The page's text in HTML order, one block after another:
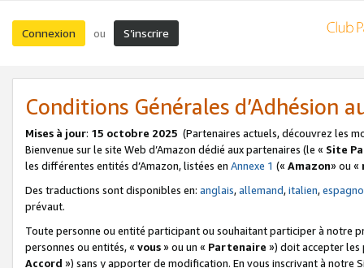
Connexion ou S’inscrire
Conditions Générales d’Adhésion
Mises à jour: 15 octobre 2025 (Partenaires actuels, découvrez les
Bienvenue sur le site Web d’Amazon dédié aux partenaires (le « Site
les différentes entités d’Amazon, listées en Annexe 1 (« Amazon» ou «
Des traductions sont disponibles en: anglais,allemand,italien,
prévaut.
Toute personne ou entité participant ou souhaitant participer à notre
personnes ou entités, « vous» ou un « Partenaire ») doit accepter les
Accord ») sans y apporter de modification. En vous inscrivant à notre